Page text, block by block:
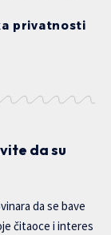
privatnosti
da su
da se bave
čitaoce i interes